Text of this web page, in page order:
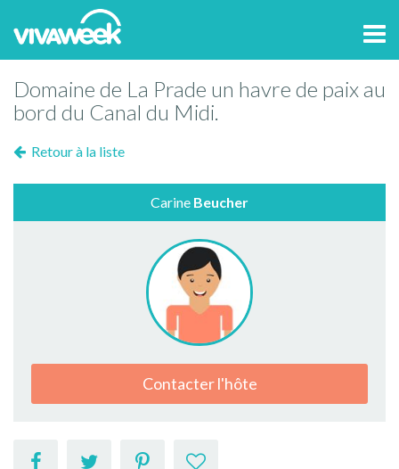
Domaine de La Prade un havre de paix au
bord du Canal du Midi.
Retour à la liste
Carine Beucher
Contacter l'hôte